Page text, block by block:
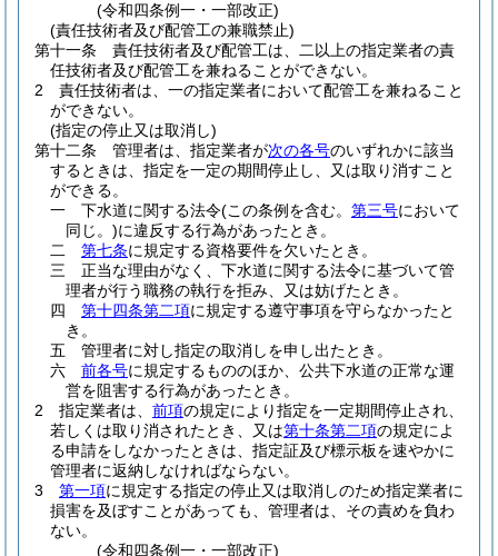
(令和四条例一・一部改正)
(責任技術者及び配管工の兼職禁止)
第十一条
責任技術者及び配管工は、二以上の指定業者の責
任技術者及び配管工を兼ねることができない。
2
責任技術者は、一の指定業者において配管工を兼ねること
ができない。
(指定の停止又は取消し)
第十二条
管理者は、指定業者が次の各号のいずれかに該当
するときは、指定を一定の期間停止し、又は取り消すこと
ができる。
一
下水道に関する法令(この条例を含む。 第三号において
同じ。)に違反する行為があったとき。
二
第七条に規定する資格要件を欠いたとき。
三
正当な理由がなく、下水道に関する法令に基づいて管
理者が行う職務の執行を拒み、又は妨げたとき。
四
第十四条第二項に規定する遵守事項を守らなかったと
き。
五
管理者に対し指定の取消しを申し出たとき。
六
前各号に規定するもののほか、公共下水道の正常な運
営を阻害する行為があったとき。
2
指定業者は、 前項の規定により指定を一定期間停止され、
若しくは取り消されたとき、又は第十条第二項の規定によ
る申請をしなかったときは、指定証及び標示板を速やかに
管理者に返納しなければならない。
3
第一項に規定する指定の停止又は取消しのため指定業者に
損害を及ぼすことがあっても、管理者は、その責めを負わ
ない。
(令和四条例一・一部改正)